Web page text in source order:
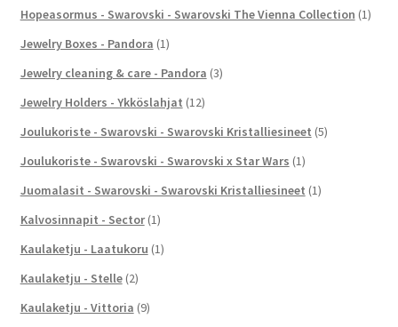
Hopeasormus - Swarovski - Swarovski The Vienna Collection (1)
Jewelry Boxes - Pandora (1)
Jewelry cleaning & care - Pandora (3)
Jewelry Holders - Ykköslahjat (12)
Joulukoriste - Swarovski - Swarovski Kristalliesineet (5)
Joulukoriste - Swarovski - Swarovski x Star Wars (1)
Juomalasit - Swarovski - Swarovski Kristalliesineet (1)
Kalvosinnapit - Sector (1)
Kaulaketju - Laatukoru (1)
Kaulaketju - Stelle (2)
Kaulaketju - Vittoria (9)